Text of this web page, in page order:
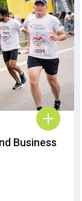
Business